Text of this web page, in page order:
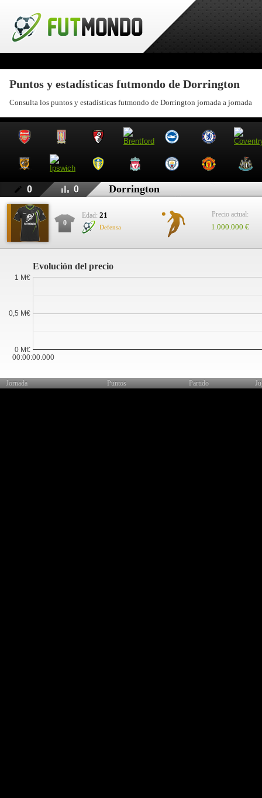
Puntos y estadísticas futmondo de Dorrington
Consulta los puntos y estadísticas futmondo de Dorrington jornada a jornada
0 0 Dorrington
0
Edad: 21
Defensa
Precio actual:
1.000.000 €
Evolución del precio
00:00:00.000
0 M€
0,5 M€
1 M€
Jornada Puntos Partido